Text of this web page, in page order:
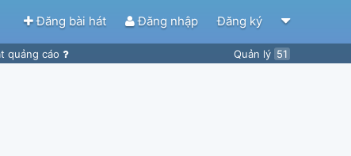
Đăng bài hát Đăng nhập Đăng ký
quảng cáo Quản lý 51